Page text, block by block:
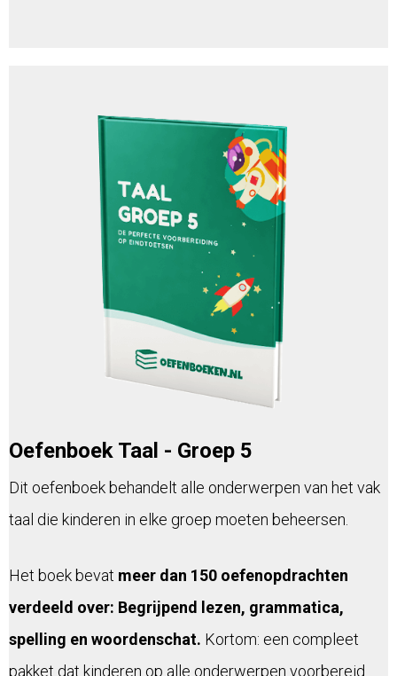
Oefenboek Taal - Groep 5
Dit oefenboek behandelt alle onderwerpen van het vak
taal die kinderen in elke groep moeten beheersen.
Het boek bevat meer dan 150 oefenopdrachten
verdeeld over: Begrijpend lezen, grammatica,
spelling en woordenschat. Kortom: een compleet
pakket dat kinderen op alle onderwerpen voorbereid.